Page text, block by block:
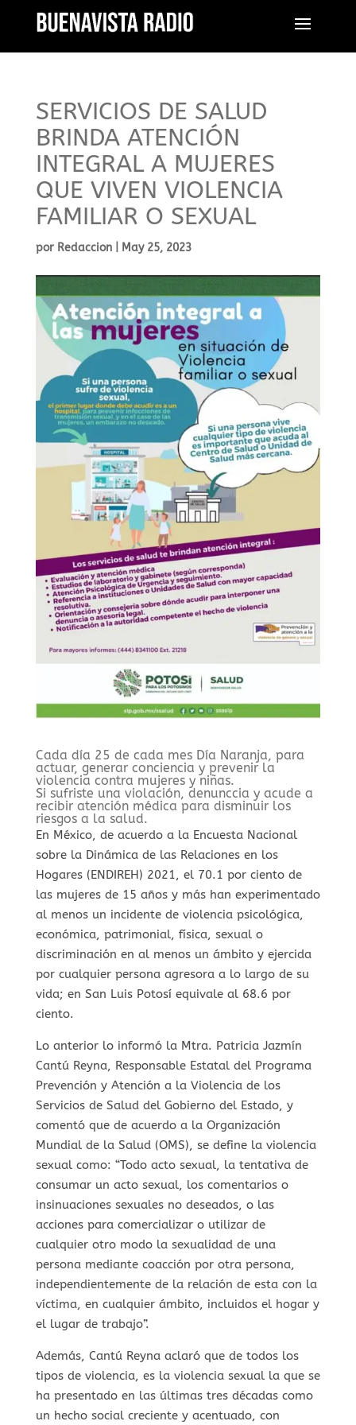
SERVICIOS DE SALUD
BRINDA ATENCIÓN
INTEGRAL A MUJERES
QUE VIVEN VIOLENCIA
FAMILIAR O SEXUAL
por Redaccion| May 25, 2023
Cada día 25 de cada mes Día Naranja, para
actuar, generar conciencia y prevenir la
violencia contra mujeres y niñas.
Si sufriste una violación, denunccia y acude a
recibir atención médica para disminuir los
riesgos a la salud.
En México, de acuerdo a la Encuesta Nacional
sobre la Dinámica de las Relaciones en los
Hogares (ENDIREH) 2021, el 70.1 por ciento de
las mujeres de 15 años y más han experimentado
al menos un incidente de violencia psicológica,
económica, patrimonial, física, sexual o
discriminación en al menos un ámbito y ejercida
por cualquier persona agresora a lo largo de su
vida; en San Luis Potosí equivale al 68.6 por
ciento.
Lo anterior lo informó la Mtra. Patricia Jazmín
Cantú Reyna, Responsable Estatal del Programa
Prevención y Atención a la Violencia de los
Servicios de Salud del Gobierno del Estado, y
comentó que de acuerdo a la Organización
Mundial de la Salud (OMS), se define la violencia
sexual como: “Todo acto sexual, la tentativa de
consumar un acto sexual, los comentarios o
insinuaciones sexuales no deseados, o las
acciones para comercializar o utilizar de
cualquier otro modo la sexualidad de una
persona mediante coacción por otra persona,
independientemente de la relación de esta con la
víctima, en cualquier ámbito, incluidos el hogar y
el lugar de trabajo”.
Además, Cantú Reyna aclaró que de todos los
tipos de violencia, es la violencia sexual la que se
ha presentado en las últimas tres décadas como
un hecho social creciente y acentuado, con